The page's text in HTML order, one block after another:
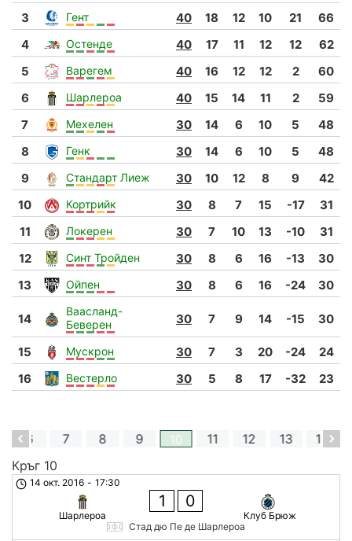
3
Гент 40 18 12 10 21
66
4
Остенде 40 17 11 12 12
62
5
Варегем 40 16 12 12 2
60
6
Шарлероа 40 15 14 11 2
59
7
Мехелен 30 14 6 10 5
48
8
Генк 30 14 6 10 5
48
9
Стандарт Лиеж 30 10 12 8 9
42
10
Кортрийк 30 8 7 15 -17
31
11
Локерен 30 7 10 13 -10
31
12
Синт Тройден 30 8 6 16 -13
30
13
Ойпен 30 8 6 16 -24 30
14
Ваасланд-
Беверен
30 7 9 14 -15 30
15 Мускрон 30 7 3 20 -24
24
16
Вестерло 30 5 8 17 -32 23
6 7 8 9 10 11 12 13
14
Кръг 10
14 окт. 2016 - 17:30
Шарлероа
1 0
Клуб Брюж
Стад дю Пе де Шарлероа